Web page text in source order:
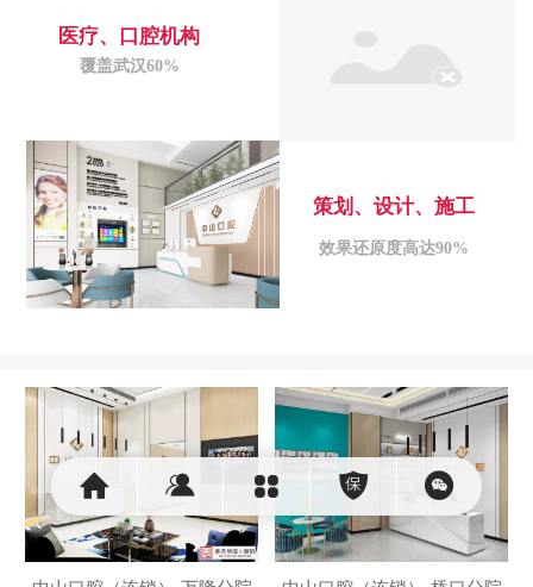
医疗、口腔机构
策划、设计、施工
覆盖武汉60%
效果还原度高达90%